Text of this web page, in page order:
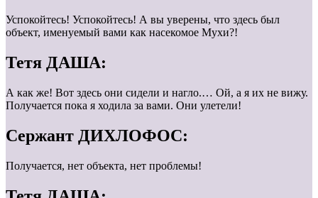
Успокойтесь! Успокойтесь! А вы уверены, что здесь был
объект, именуемый вами как насекомое Мухи?!
Тетя ДАША:
А как же! Вот здесь они сидели и нагло.… Ой, а я их не вижу.
Получается пока я ходила за вами. Они улетели!
Сержант ДИХЛОФОС:
Получается, нет объекта, нет проблемы!